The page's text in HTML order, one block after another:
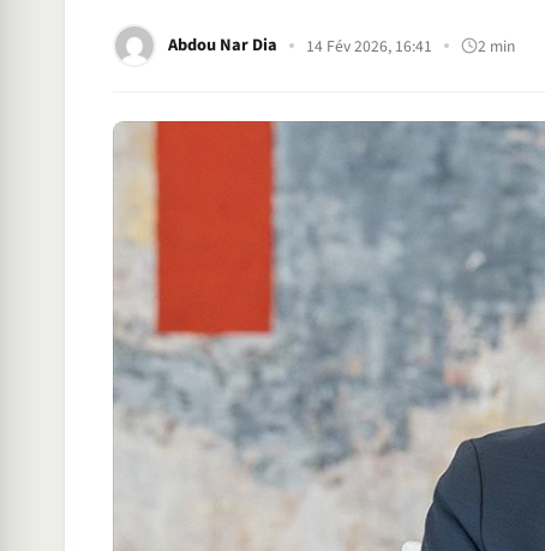
Abdou Nar Dia 14 Fév 2026, 16:41 2 min